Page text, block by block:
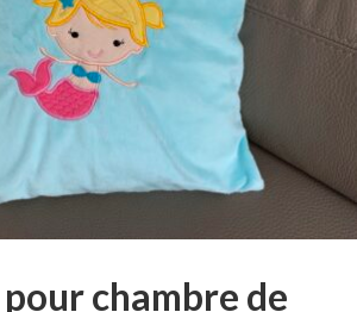
chambre de